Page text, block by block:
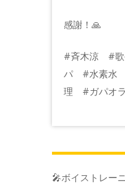
感謝！🙏
#斉木涼 #
パ #水素水
理 #ガパオ
投
🎤ボイストレー